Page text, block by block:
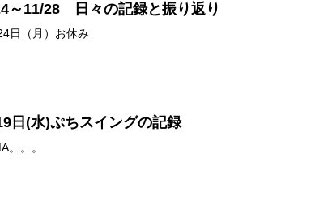
～11/28 日々の記録と振り返り
日（月）お休み
日(水)ぷちスイングの記録
。。。